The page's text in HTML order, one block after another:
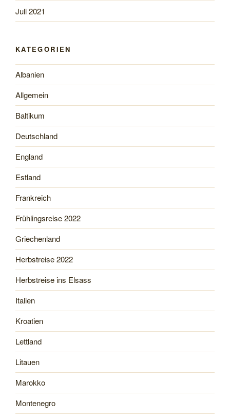
Juli 2021
KATEGORIEN
Albanien
Allgemein
Baltikum
Deutschland
England
Estland
Frankreich
Frühlingsreise 2022
Griechenland
Herbstreise 2022
Herbstreise ins Elsass
Italien
Kroatien
Lettland
Litauen
Marokko
Montenegro